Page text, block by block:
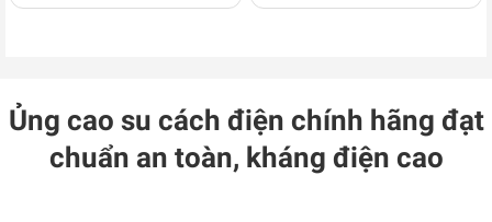
Ủng cao su cách điện chính hãng đạt
chuẩn an toàn, kháng điện cao